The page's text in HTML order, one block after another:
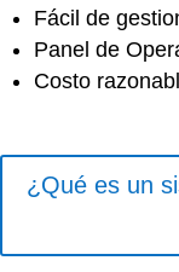
Fácil de
Panel de
Costo
¿Qué es un